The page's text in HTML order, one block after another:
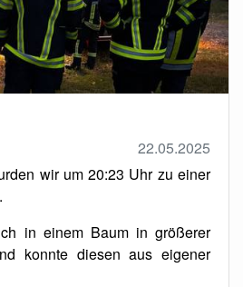
22.05.2025
wir um 20:23 Uhr zu einer
in einem Baum in größerer
konnte diesen aus eigener